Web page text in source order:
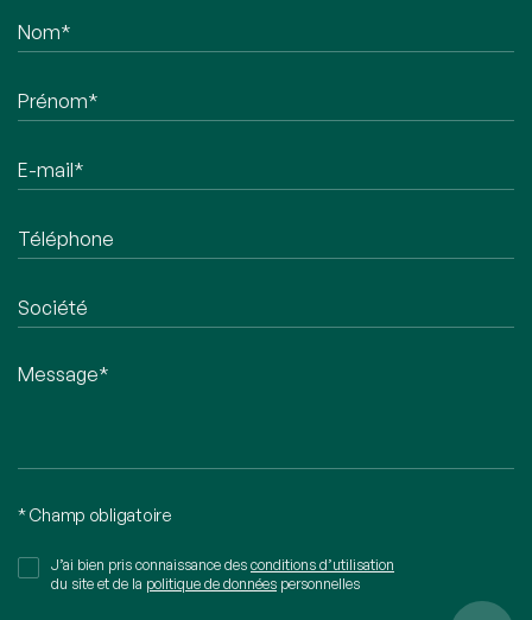
* Champ obligatoire
J’ai bien pris connaissance des conditions d’utilisation
du site et de la politique de données personnelles